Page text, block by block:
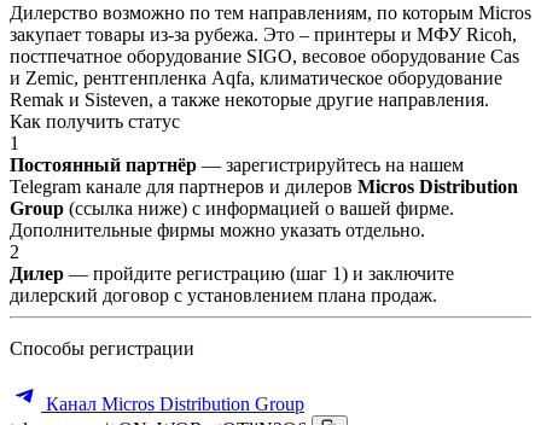
Дилерство возможно по тем направлениям, по которым Micros
закупает товары из-за рубежа. Это – принтеры и МФУ Ricoh,
постпечатное оборудование SIGO, весовое оборудование Cas
и Zemic, рентгенпленка Aqfa, климатическое оборудование
Remak и Sisteven, а также некоторые другие направления.
Как получить статус
1
Постоянный партнёр — зарегистрируйтесь на нашем
Telegram канале для партнеров и дилеров Micros Distribution
Group (ссылка ниже) с информацией о вашей фирме.
Дополнительные фирмы можно указать отдельно.
2
Дилер — пройдите регистрацию (шаг 1) и заключите
дилерский договор с установлением плана продаж.
Способы регистрации
Канал Micros Distribution Group